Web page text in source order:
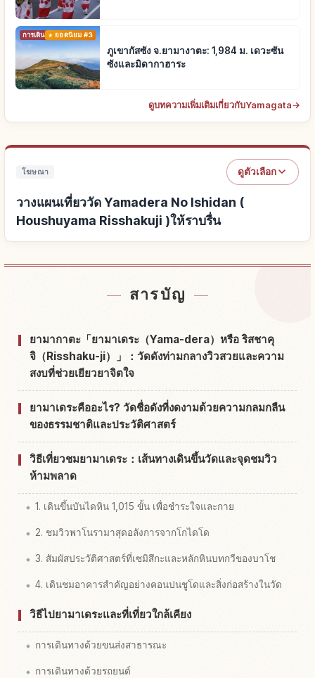
การเดินทางยอดนิยม #3
ภูเขากัสซัง จ.ยามางาตะ: 1,984 ม. เดวะซัน
ซังและมิดากาฮาระ
ดูบทความเพิ่มเติมเกี่ยวกับYamagata→
โฆษณา ดูตัวเลือก
วางแผนเที่ยววัด Yamadera No Ishidan (
Houshuyama Risshakuji )ให้ราบรื่น
Houshuyama Risshakuji )
หากิจกรรมในวัด Yamadera No Ishidan (
Houshuyama Risshakuji )
สารบัญ
ยามากาตะ「ยามาเดระ（Yama-dera）หรือ ริสชาคุ
จิ（Risshaku-ji）」：วัดดังท่ามกลางวิวสวยและความ
สงบที่ช่วยเยียวยาจิตใจ
ยามาเดระคืออะไร? วัดชื่อดังที่งดงามด้วยความกลมกลืน
ของธรรมชาติและประวัติศาสตร์
วิธีเที่ยวชมยามาเดระ：เส้นทางเดินขึ้นวัดและจุดชมวิว
ห้ามพลาด
1. เดินขึ้นบันไดหิน 1,015 ขั้น เพื่อชำระใจและกาย
2. ชมวิวพาโนรามาสุดอลังการจากโกไดโด
3. สัมผัสประวัติศาสตร์ที่เซมิสึกะและหลักหินบทกวีของบาโช
4. เดินชมอาคารสำคัญอย่างคอนปนชูโดและสิ่งก่อสร้างในวัด
วิธีไปยามาเดระและที่เที่ยวใกล้เคียง
การเดินทางด้วยขนส่งสาธารณะ
การเดินทางด้วยรถยนต์